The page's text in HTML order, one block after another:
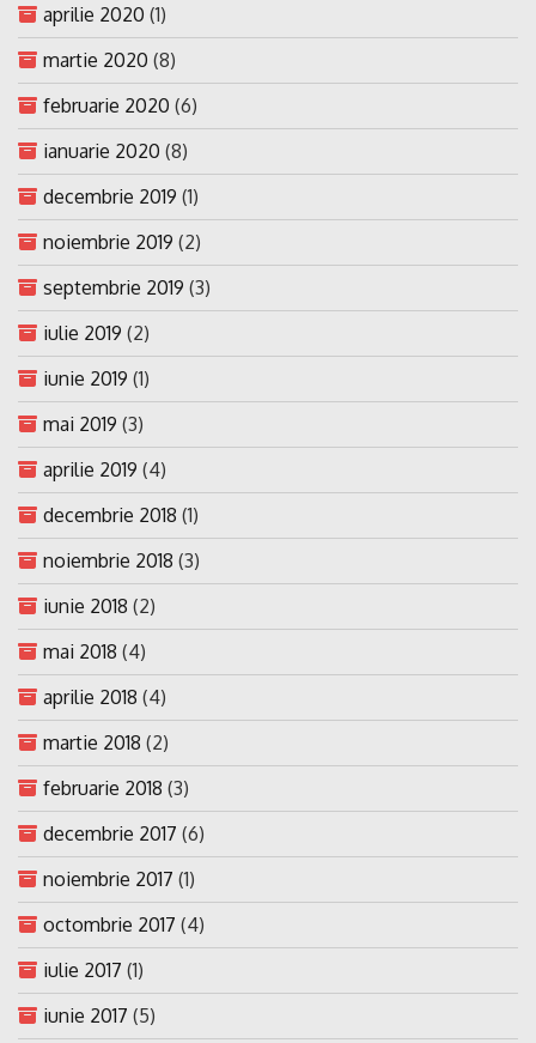
aprilie 2020 (1)
martie 2020 (8)
februarie 2020 (6)
ianuarie 2020 (8)
decembrie 2019 (1)
noiembrie 2019 (2)
septembrie 2019 (3)
iulie 2019 (2)
iunie 2019 (1)
mai 2019 (3)
aprilie 2019 (4)
decembrie 2018 (1)
noiembrie 2018 (3)
iunie 2018 (2)
mai 2018 (4)
aprilie 2018 (4)
martie 2018 (2)
februarie 2018 (3)
decembrie 2017 (6)
noiembrie 2017 (1)
octombrie 2017 (4)
iulie 2017 (1)
iunie 2017 (5)